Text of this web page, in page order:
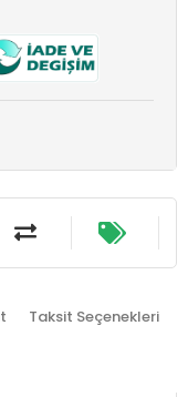
Taksit Seçenekleri